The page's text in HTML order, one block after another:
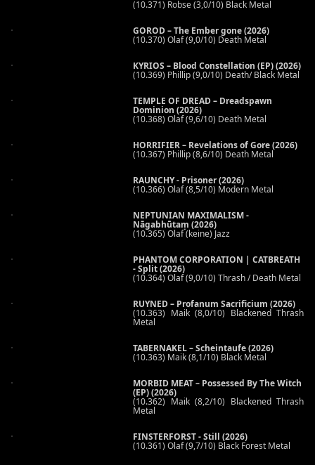
(10.371) Robse (3,0/10) Black Metal
GOROD – The Ember gone (2026)
(10.370) Olaf (9,0/10) Death Metal
KYRIOS – Blood Constellation (EP) (2026)
(10.369) Phillip (9,0/10) Death/ Black Metal
TEMPLE OF DREAD – Dreadspawn
Dominion (2026)
(10.368) Olaf (9,6/10) Death Metal
HORRIFIER – Revelations of Gore (2026)
(10.367) Phillip (8,6/10) Death Metal
RAUNCHY - Prisoner (2026)
(10.366) Olaf (8,5/10) Modern Metal
NEPTUNIAN MAXIMALISM -
Nāgabhūtaṃ (2026)
(10.365) Olaf (keine) Jazz
PHANTOM CORPORATION | CATBREATH
- Split (2026)
(10.364) Olaf (9,0/10) Thrash / Death Metal
RUYNED – Profanum Sacrificium (2026)
(10.363) Maik (8,0/10) Blackened Thrash
Metal
TABERNAKEL – Scheintaufe (2026)
(10.363) Maik (8,1/10) Black Metal
MORBID MEAT – Possessed By The Witch
(EP) (2026)
(10.362) Maik (8,2/10) Blackened Thrash
Metal
FINSTERFORST - Still (2026)
(10.361) Olaf (9,7/10) Black Forest Metal